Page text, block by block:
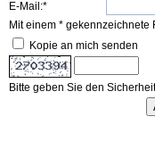
E-Mail:*
Mit einem *
Kopie an mich senden
Bitte geben Sie den